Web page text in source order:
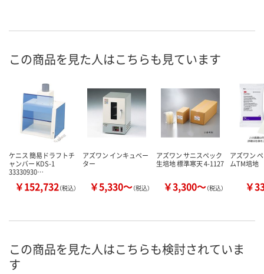
この商品を見た人はこちらも見ています
ケニス 簡易ドラフトチ
ャンバー KDS-1
33330930…
￥152,732（税込）
アズワン インキュベー
ター
￥5,330～（税込）
アズワン サニスペック
生培地 標準寒天 4-1127
￥3,300～（税込）
アズワン
ムTM培地
￥
この商品を見た人はこちらも検討されていま
す